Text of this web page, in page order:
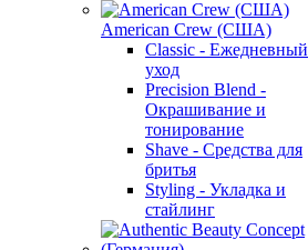
American Crew (США)
Classic - Ежедневный
уход
Precision Blend -
Окрашивание и
тонирование
Shave - Средства для
бритья
Styling - Укладка и
стайлинг